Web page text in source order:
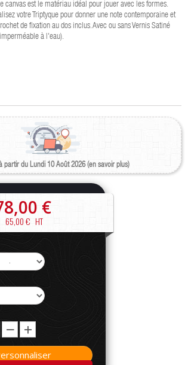
canvas est le matériau idéal pour jouer avec les formes.
votre Triptyque pour donner une note contemporaine et
de fixation au dos inclus. Avec ou sans Vernis Satiné
à l'eau).
partir du Lundi 10 Août 2026 (en savoir plus)
€
65,00 €HT